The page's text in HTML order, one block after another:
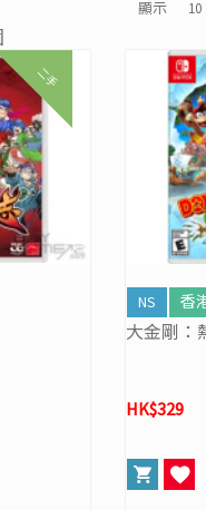
險! 年度盤點清貨 &
新春特別營業時間通告
購物送福 | 新春購物優惠
第3彈: 聖誕新年優惠 (1-
Grand Theft Auto VI 香港
顯示 10
二手
NS 香
大金剛：
HK$329